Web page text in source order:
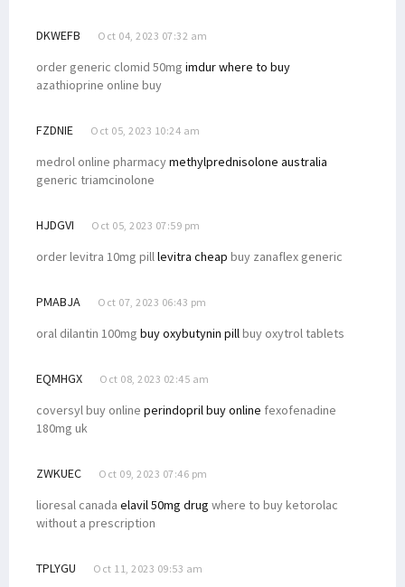
DKWEFB Oct 04, 2023 07:32 am
order generic clomid 50mg imdur where to buy
azathioprine online buy
FZDNIE Oct 05, 2023 10:24 am
medrol online pharmacymethylprednisolone australia
generic triamcinolone
HJDGVI Oct 05, 2023 07:59 pm
order levitra 10mg pilllevitra cheap buy zanaflex generic
PMABJA Oct 07, 2023 06:43 pm
oral dilantin 100mg buy oxybutynin pillbuy oxytrol tablets
EQMHGX Oct 08, 2023 02:45 am
coversyl buy online perindopril buy online fexofenadine
180mg uk
ZWKUEC Oct 09, 2023 07:46 pm
lioresal canada elavil 50mg drug where to buy ketorolac
without a prescription
TPLYGU Oct 11, 2023 09:53 am